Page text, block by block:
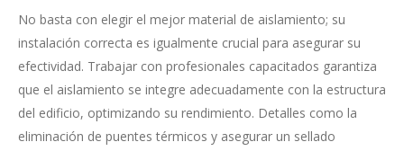
No basta con elegir el mejor material de aislamiento; su
instalación correcta es igualmente crucial para asegurar su
efectividad. Trabajar con profesionales capacitados garantiza
que el aislamiento se integre adecuadamente con la estructura
del edificio, optimizando su rendimiento. Detalles como la
eliminación de puentes térmicos y asegurar un sellado